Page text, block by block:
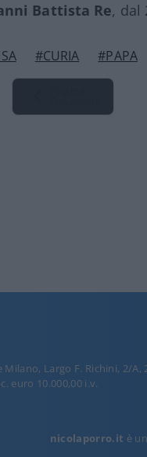
Battista Re, dal
#CURIA #PAPA
Largo F. Richini, 2/A,
euro 10.000,00 i.v.
nicolaporro.it è